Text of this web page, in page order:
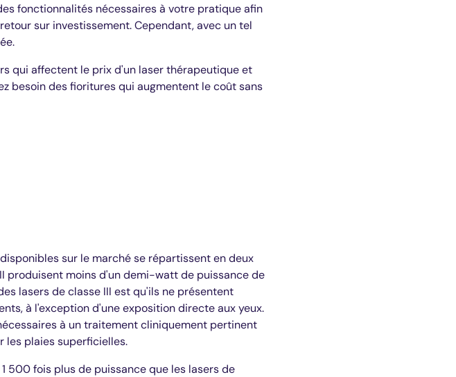
fonctionnalités nécessaires à votre pratique afin
sur investissement. Cependant, avec un tel
qui affectent le prix d'un laser thérapeutique et
besoin des fioritures qui augmentent le coût sans
sur le marché se répartissent en deux
produisent moins d'un demi-watt de puissance de
lasers de classe III est qu'ils ne présentent
à l'exception d'une exposition directe aux yeux.
à un traitement cliniquement pertinent
les plaies superficielles.
500 fois plus de puissance que les lasers de